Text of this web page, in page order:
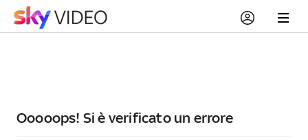
Ooooops! Si è verificato un errore